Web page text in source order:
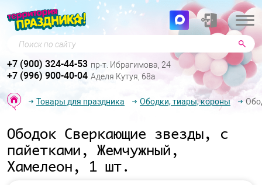
Поиск по сайту
+7 (900) 324-44-53 пр-т. Ибрагимова, 24
+7 (996) 900-40-04 Аделя Кутуя, 68а
Товары для праздника Ободки, тиары, короны
Ободок Сверкающие звезды, с
пайетками, Жемчужный,
Хамелеон, 1 шт.